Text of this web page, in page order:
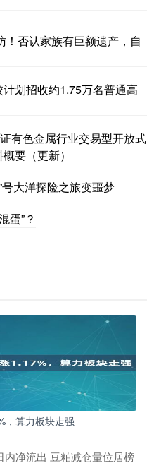
！否认家族有巨额遗产，自
划招收约1.75万名普通高
有色金属行业交易型开放式
要（更新）
大洋探险之旅变噩梦
蛋”？
，算力板块走强
净流出 豆粕减仓量位居榜